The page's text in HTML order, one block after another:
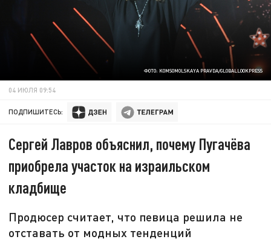
ФОТО: KOMSOMOLSKAYA PRAVDA/GLOBALLOOKPRESS
04 ИЮЛЯ 09:54
ПОДПИШИТЕСЬ:
Сергей Лавров объяснил, почему Пугачёва
приобрела участок на израильском
кладбище
Продюсер считает, что певица решила не
отставать от модных тенденций